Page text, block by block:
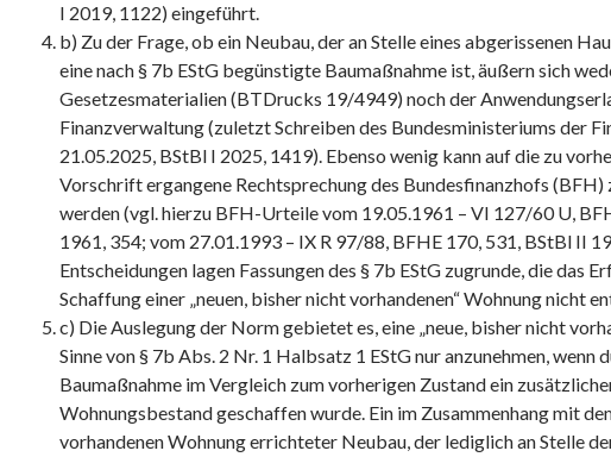
I 2019, 1122) eingeführt.
b) Zu der Frage, ob ein Neubau, der an Stelle eines abgerissenen
eine nach § 7b EStG begünstigte Baumaßnahme ist, äußern sich
Gesetzesmaterialien (BTDrucks 19/4949) noch der
Finanzverwaltung (zuletzt Schreiben des Bundesministeriums der
21.05.2025, BStBl I 2025, 1419). Ebenso wenig kann auf die zu
Vorschrift ergangene Rechtsprechung des Bundesfinanzhofs
werden (vgl. hierzu BFH-Urteile vom 19.05.1961 – VI 127/60 U,
1961, 354; vom 27.01.1993 – IX R 97/88, BFHE 170, 531, BStBl II
Entscheidungen lagen Fassungen des § 7b EStG zugrunde, die das
Schaffung einer „neuen, bisher nicht vorhandenen“ Wohnung nicht
c) Die Auslegung der Norm gebietet es, eine „neue, bisher nicht
Sinne von § 7b Abs. 2 Nr. 1 Halbsatz 1 EStG nur anzunehmen, wenn
Baumaßnahme im Vergleich zum vorherigen Zustand ein
Wohnungsbestand geschaffen wurde. Ein im Zusammenhang mit
vorhandenen Wohnung errichteter Neubau, der lediglich an Stelle